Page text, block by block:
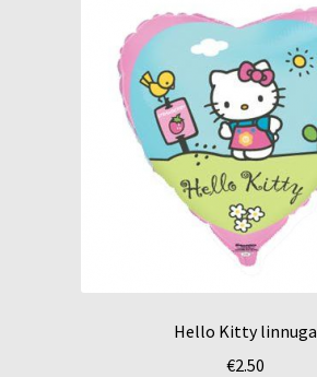
Hello Kitty linnuga
€2.50